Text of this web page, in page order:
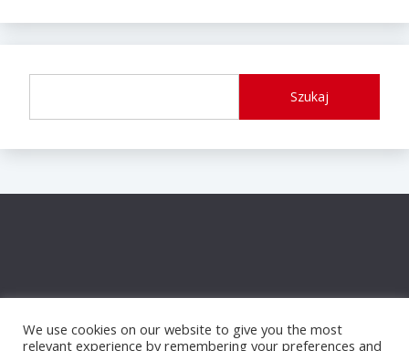
Szukaj
We use cookies on our website to give you the most
relevant experience by remembering your preferences and